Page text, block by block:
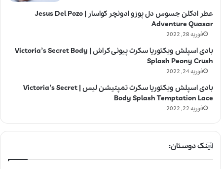
عطر ادکلن جسوس دل پوزو ادونچر کواسار | Jesus Del Pozo
Adventure Quasar
فوریه 28, 2022
بادی اسپلش ویکتوریا سکرت پیونی کراش | Victoria’s Secret Body
Splash Peony Crush
فوریه 24, 2022
بادی اسپلش ویکتوریا سکرت تمپتیشن لیس | Victoria’s Secret
Body Splash Temptation Lace
فوریه 22, 2022
لینک دوستان: